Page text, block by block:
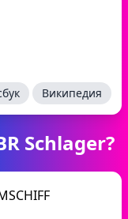
Википедия
Schlager?